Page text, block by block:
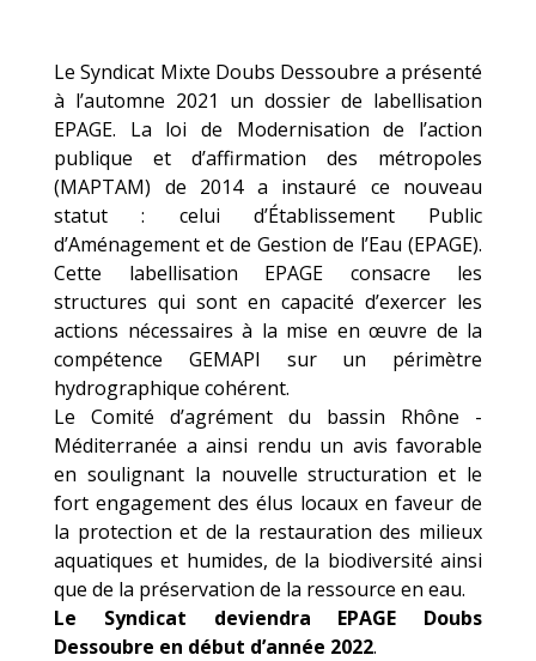
Le Syndicat Mixte Doubs Dessoubre a présenté
à l’automne 2021 un dossier de labellisation
EPAGE. La loi de Modernisation de l’action
publique et d’affirmation des métropoles
(MAPTAM) de 2014 a instauré ce nouveau
statut : celui d’Établissement Public
d’Aménagement et de Gestion de l’Eau (EPAGE).
Cette labellisation EPAGE consacre les
structures qui sont en capacité d’exercer les
actions nécessaires à la mise en œuvre de la
compétence GEMAPI sur un périmètre
hydrographique cohérent.
Le Comité d’agrément du bassin Rhône -
Méditerranée a ainsi rendu un avis favorable
en soulignant la nouvelle structuration et le
fort engagement des élus locaux en faveur de
la protection et de la restauration des milieux
aquatiques et humides, de la biodiversité ainsi
que de la préservation de la ressource en eau.
Le Syndicat deviendra EPAGE Doubs
Dessoubre en début d’année 2022.